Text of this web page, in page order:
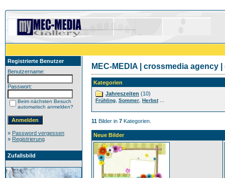
Registrierte Benutzer
Benutzername:
Passwort:
Beim nächsten Besuch
automatisch anmelden?
» Password vergessen
» Registrierung
Zufallsbild
MEC-MEDIA | crossmedia
Kategorien
Jahreszeiten (10)
Frühling Sommer Herbst...
11 Bilder in 7 Kategorien.
Neue Bilder